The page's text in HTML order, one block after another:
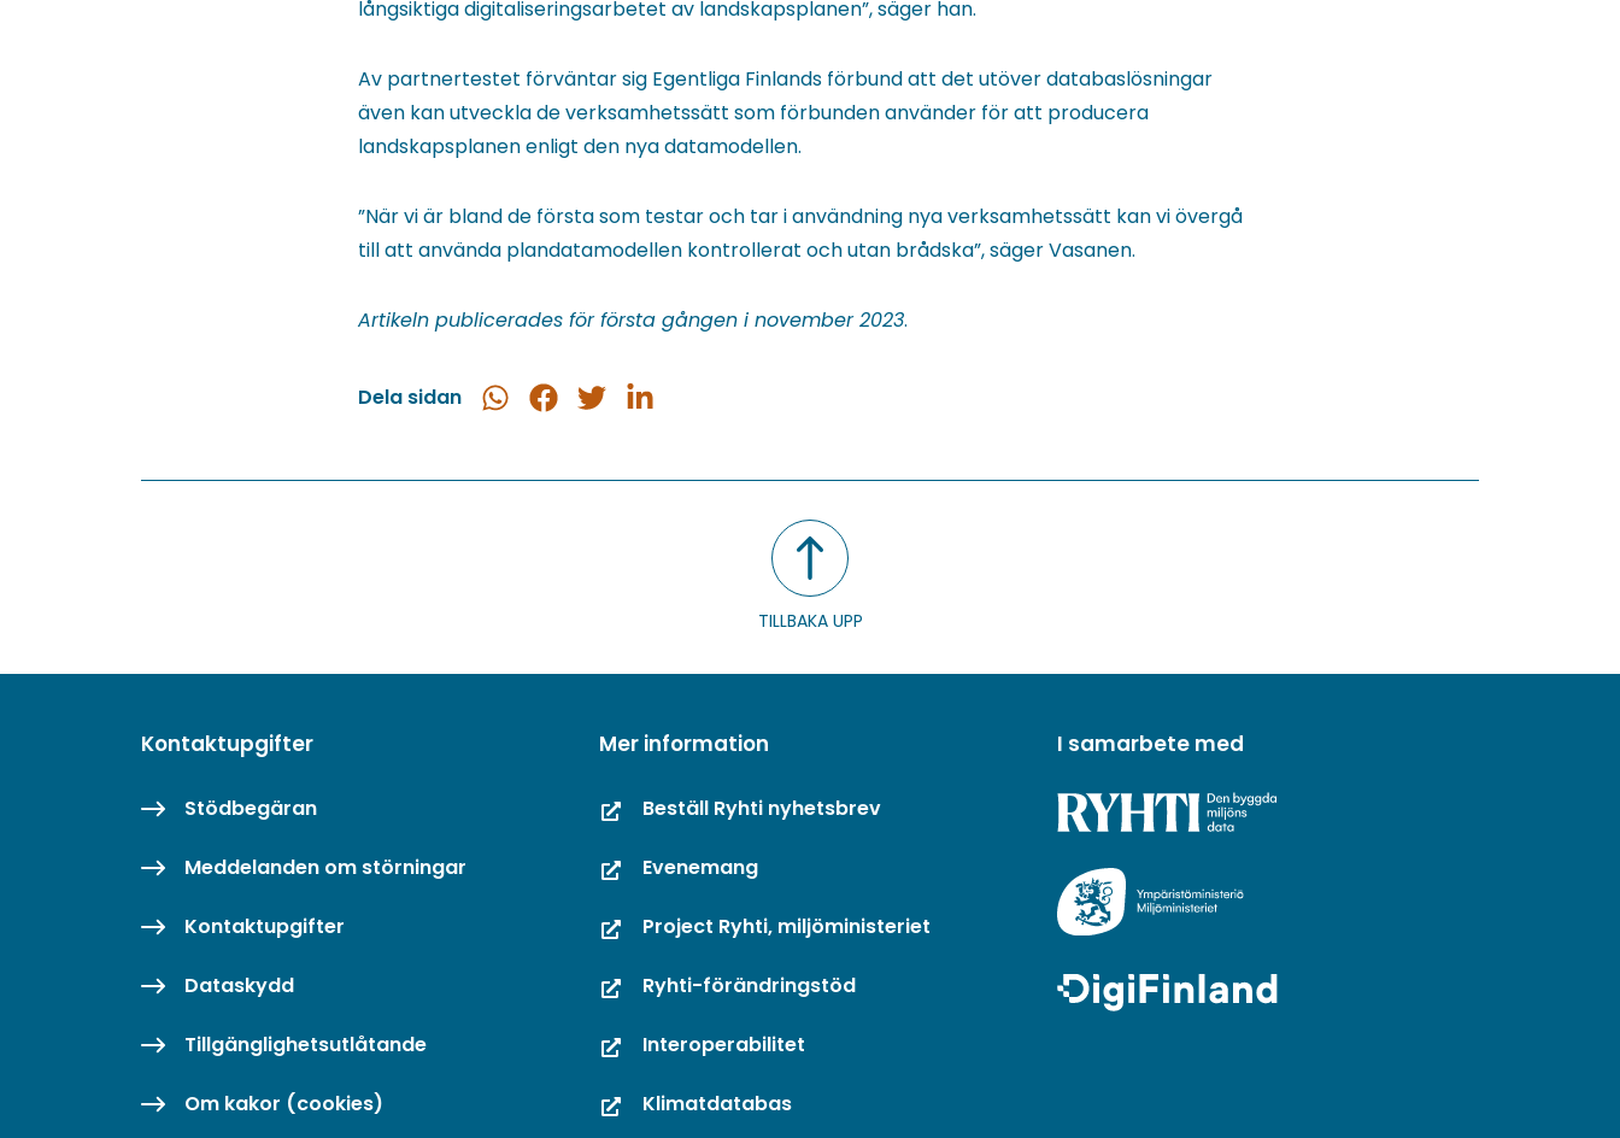
långsiktiga digitaliseringsarbetet av landskapsplanen”, säger han.
Av partnertestet förväntar sig Egentliga Finlands förbund att det utöver databaslösningar
även kan utveckla de verksamhetssätt som förbunden använder för att producera
landskapsplanen enligt den nya datamodellen.
”När vi är bland de första som testar och tar i användning nya verksamhetssätt kan vi övergå
till att använda plandatamodellen kontrollerat och utan brådska”, säger Vasanen.
Artikeln publicerades för första gången i november 2023.
Dela sidan
Dela
Dela
Dela
Dela
TILLBAKA UPP
Kontaktupgifter
Stödbegäran
Meddelanden om störningar
Kontaktupgifter
Dataskydd
Tillgänglighetsutlåtande
Om kakor (cookies)
Mer information
Beställ Ryhti nyhetsbrev
Evenemang
Project Ryhti, miljöministeriet
Ryhti-förändringstöd
Interoperabilitet
Klimatdatabas
I samarbete med